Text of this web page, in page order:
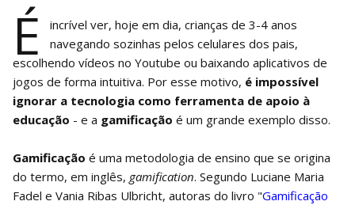
É
incrível ver, hoje em dia, crianças de 3-4 anos
navegando sozinhas pelos celulares dos pais,
escolhendo vídeos no Youtube ou baixando aplicativos de
jogos de forma intuitiva. Por esse motivo, é impossível
ignorar a tecnologia como ferramenta de apoio à
educação - e a gamificação é um grande exemplo disso.
Gamificação é uma metodologia de ensino que se origina
do termo, em inglês, gamification. Segundo Luciane Maria
Fadel e Vania Ribas Ulbricht, autoras do livro "Gamificação